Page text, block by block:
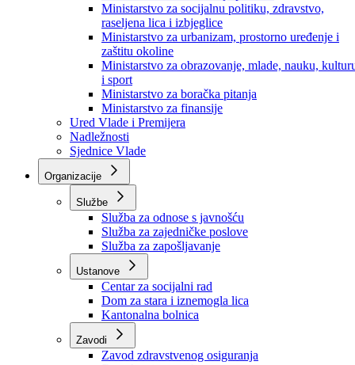
Ministarstvo za privredu
Ministarstvo za pravosuđe, upravu i radne odnose
Ministarstvo za unutrašnje poslove
Ministarstvo za socijalnu politiku, zdravstvo,
raseljena lica i izbjeglice
Ministarstvo za urbanizam, prostorno uređenje i
zaštitu okoline
Ministarstvo za obrazovanje, mlade, nauku,
i sport
Ministarstvo za boračka pitanja
Ministarstvo za finansije
Ured Vlade i Premijera
Nadležnosti
Sjednice Vlade
Organizacije
Službe
Služba za odnose s javnošću
Služba za zajedničke poslove
Služba za zapošljavanje
Ustanove
Centar za socijalni rad
Dom za stara i iznemogla lica
Kantonalna bolnica